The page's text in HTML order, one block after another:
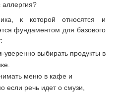
аллергия?
к которой относятся и
фундаментом для базового
-уверенно выбирать продукты в
меню в кафе и
если речь идет о смузи,